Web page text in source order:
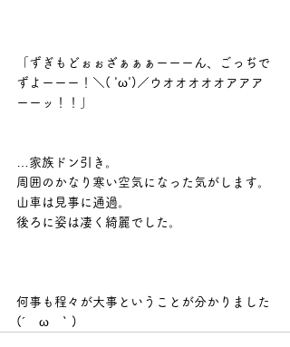
「ずぎもどぉぉざぁぁぁーーーん、ごっぢで
ずよーーー！＼( 'ω')／ウオオオオオアアア
ーーッ！！」
…家族ドン引き。
周囲のかなり寒い空気になった気がします。
山車は見事に通過。
後ろに姿は凄く綺麗でした。
何事も程々が大事ということが分かりました
(´　ω　` )